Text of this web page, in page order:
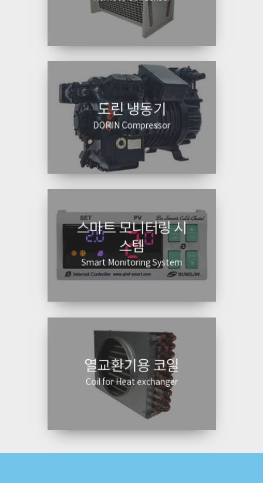
도린 냉동기
DORIN Compressor
스마트 모니터링 시
스템
Smart Monitoring System
열교환기용 코일
Coil for Heat exchanger